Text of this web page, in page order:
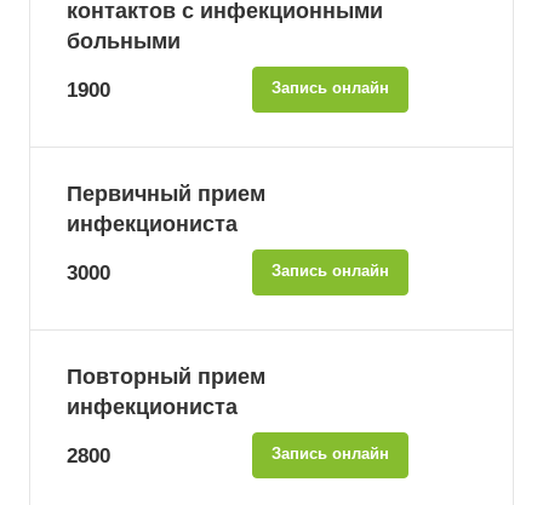
контактов с инфекционными
больными
1900 Запись онлайн
Первичный прием
инфекциониста
3000 Запись онлайн
Повторный прием
инфекциониста
2800 Запись онлайн